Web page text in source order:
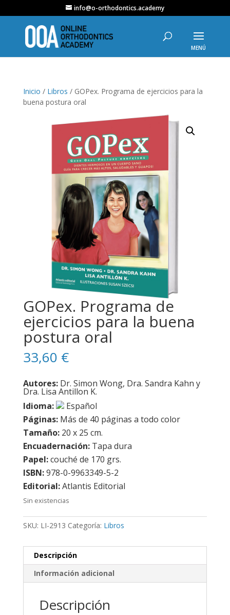
info@o-orthodontics.academy
Inicio / Libros / GOPex. Programa de ejercicios para la
buena postura oral
GOPex. Programa de
ejercicios para la buena
postura oral
33,60 €
Autores:Dr. Simon Wong, Dra. Sandra Kahn y
Dra. Lisa Antillon K.
Idioma:
Español
Páginas:Más de 40 páginas a todo color
Tamaño:20 x 25 cm.
Encuadernación:Tapa dura
Papel:couché de 170 grs.
ISBN:978-0-9963349-5-2
Editorial:Atlantis Editorial
Sin existencias
SKU: LI-2913 Categoría: Libros
Descripción
Información adicional
Descripción